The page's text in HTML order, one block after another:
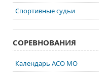
Спортивные судьи
СОРЕВНОВАНИЯ
Календарь АСО МО